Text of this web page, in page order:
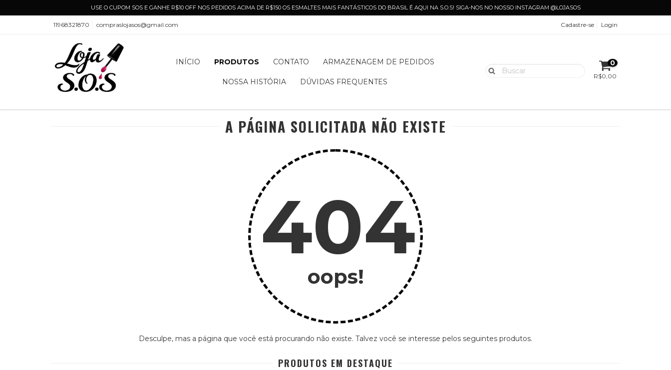
USE O CUPOM SOS E GANHE R$10 OFF NOS PEDIDOS ACIMA DE R$150 OS ESMALTES MAIS FANTÁSTICOS DO BRASIL É AQUI NA S.O.S! SIGA-NOS NO NOSSO INSTAGRAM @LOJASOS
11968321870 compraslojasos@gmail.com Cadastre-se Login
INÍCIO PRODUTOS CONTATO ARMAZENAGEM DE PEDIDOS
NOSSA HISTÓRIA DÚVIDAS FREQUENTES
0
R$0,00
A PÁGINA SOLICITADA NÃO EXISTE
404
oops!
Desculpe, mas a página que você está procurando não existe. Talvez você se interesse pelos seguintes produtos.
PRODUTOS EM DESTAQUE